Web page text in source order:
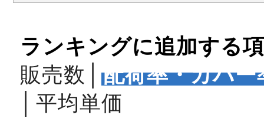
ランキングに追加する
販売数
配荷率・カバー
平均単価